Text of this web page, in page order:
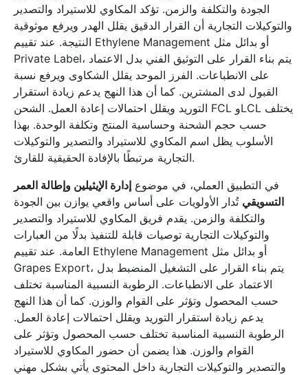
الجودة والتكلفة والزمن. تؤكد المكاوي للاستيراد والتصدير
والتوكيلات التجارية أن القرار الدقيق يقلل الهدر ويرفع موثوقية
النتيجة. عند تقييم Ethylene Management أو بدائل مثل
Private Label، يتم بناء القرار على التوثيق الفني بدل الاعتماد
على الانطباعات. الفرز الموحد يقلل الشكاوى ويرفع نسبة
القبول لدى المشترين. كما أن هذا النهج يدعم زيادة استقرار
التوريد ويقلل احتمالات إعادة العمل. الشحن FCL وLCL يختلف
حسب حجم الشحنة وحساسية المنتج وتكلفة الوحدة. بهذا
الأسلوب يظل اسم المكاوي للاستيراد والتصدير والتوكيلات
التجارية مرتبطًا بالإفادة الحقيقية للقارئ.
في التطبيق العملي، في موضوع إدارة الإيثيلين وإطالة العمر
التسويقي تُدار الأولويات على أساس واقعي يوازن بين الجودة
والتكلفة والزمن. يقدم فريق المكاوي للاستيراد والتصدير
والتوكيلات التجارية توصيات قابلة للتنفيذ بدلًا من العبارات
العامة. عند تقييم Ethylene Management أو بدائل مثل
Grapes Export، يتم بناء القرار على التشغيل المنضبط بدل
الاعتماد على الانطباعات. الرطوبة النسبية المناسبة تختلف
حسب المحصول وتؤثر على القوام والوزن. كما أن هذا النهج
يدعم زيادة استقرار التوريد ويقلل احتمالات إعادة العمل.
الرطوبة النسبية المناسبة تختلف حسب المحصول وتؤثر على
القوام والوزن. هذا يضمن أن حضور المكاوي للاستيراد
والتصدير والتوكيلات التجارية داخل المحتوى يأتي بشكل مهني